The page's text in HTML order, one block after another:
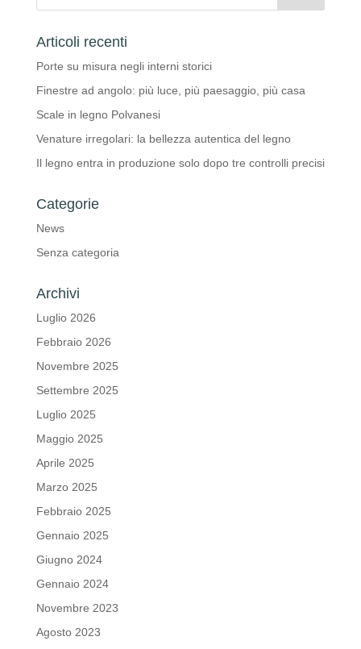
Articoli recenti
Porte su misura negli interni storici
Finestre ad angolo: più luce, più paesaggio, più casa
Scale in legno Polvanesi
Venature irregolari: la bellezza autentica del legno
Il legno entra in produzione solo dopo tre controlli precisi
Categorie
News
Senza categoria
Archivi
Luglio 2026
Febbraio 2026
Novembre 2025
Settembre 2025
Luglio 2025
Maggio 2025
Aprile 2025
Marzo 2025
Febbraio 2025
Gennaio 2025
Giugno 2024
Gennaio 2024
Novembre 2023
Agosto 2023